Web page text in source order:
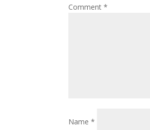
Comment*
Name*